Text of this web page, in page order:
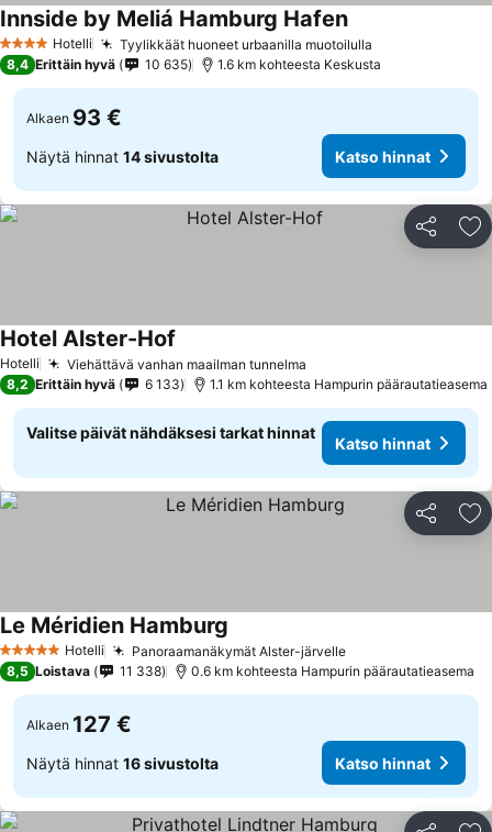
4 Tähtiluokitus
Hotelli Tyylikkäät huoneet urbaanilla muotoilulla
Innside by Meliá Hamburg Hafen
8,4 Erittäin hyvä 10 635 1.6 km kohteesta Keskusta
Alkaen 93 €
Näytä hinnat 14 sivustolta Katso hinnat
Jaa
Hotelli Viehättävä vanhan maailman tunnelma
Hotel Alster-Hof
8,2 Erittäin hyvä 6 133 1.1 km kohteesta Hampurin päärautatieasema
Valitse päivät nähdäksesi tarkat hinnat
Katso hinnat
Jaa
5 Tähtiluokitus
Hotelli Panoraamanäkymät Alster-järvelle
Le Méridien Hamburg
8,5 Loistava 11 338 0.6 km kohteesta Hampurin päärautatieasema
Alkaen 127 €
Näytä hinnat 16 sivustolta Katso hinnat